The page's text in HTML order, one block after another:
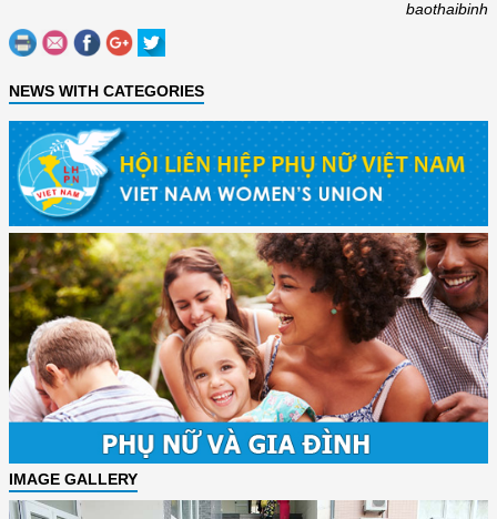
baothaibinh
NEWS WITH CATEGORIES
IMAGE GALLERY